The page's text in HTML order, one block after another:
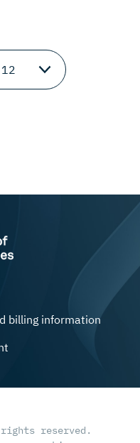
billing information
reserved.